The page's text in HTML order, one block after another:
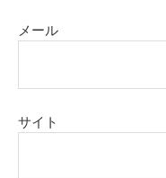
メール
サイト